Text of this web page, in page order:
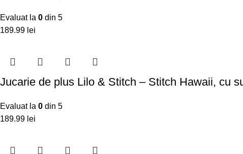
Evaluat la 0 din 5
189.99 lei
Jucarie de plus Lilo & Stitch – Stitch Hawaii, cu
Evaluat la 0 din 5
189.99 lei